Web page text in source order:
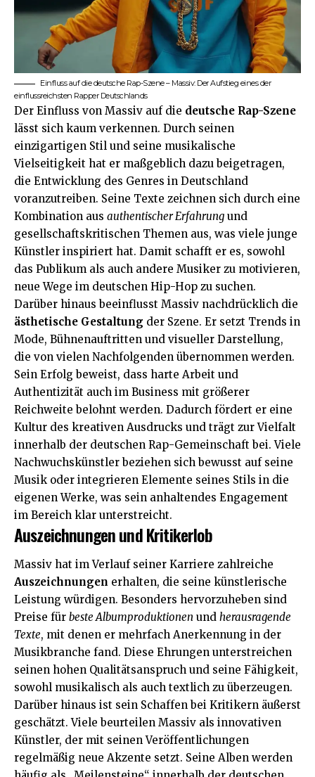
Einfluss auf die deutsche Rap-Szene – Massiv: Der Aufstieg eines der
einflussreichsten Rapper Deutschlands
Der Einfluss von Massiv auf die deutsche Rap-Szene
lässt sich kaum verkennen. Durch seinen
einzigartigen Stil und seine musikalische
Vielseitigkeit hat er maßgeblich dazu beigetragen,
die Entwicklung des Genres in Deutschland
voranzutreiben. Seine Texte zeichnen sich durch eine
Kombination aus authentischer Erfahrung und
gesellschaftskritischen Themen aus, was viele junge
Künstler inspiriert hat. Damit schafft er es, sowohl
das Publikum als auch andere Musiker zu motivieren,
neue Wege im deutschen Hip-Hop zu suchen.
Darüber hinaus beeinflusst Massiv nachdrücklich die
ästhetische Gestaltung der Szene. Er setzt Trends in
Mode, Bühnenauftritten und visueller Darstellung,
die von vielen Nachfolgenden übernommen werden.
Sein Erfolg beweist, dass harte Arbeit und
Authentizität auch im Business mit größerer
Reichweite belohnt werden. Dadurch fördert er eine
Kultur des kreativen Ausdrucks und trägt zur Vielfalt
innerhalb der deutschen Rap-Gemeinschaft bei. Viele
Nachwuchskünstler beziehen sich bewusst auf seine
Musik oder integrieren Elemente seines Stils in die
eigenen Werke, was sein anhaltendes Engagement
im Bereich klar unterstreicht.
Auszeichnungen und Kritikerlob
Massiv hat im Verlauf seiner Karriere zahlreiche
Auszeichnungen erhalten, die seine künstlerische
Leistung würdigen. Besonders hervorzuheben sind
Preise für beste Albumproduktionen und herausragende
Texte, mit denen er mehrfach Anerkennung in der
Musikbranche fand. Diese Ehrungen unterstreichen
seinen hohen Qualitätsanspruch und seine Fähigkeit,
sowohl musikalisch als auch textlich zu überzeugen.
Darüber hinaus ist sein Schaffen bei Kritikern äußerst
geschätzt. Viele beurteilen Massiv als innovativen
Künstler, der mit seinen Veröffentlichungen
regelmäßig neue Akzente setzt. Seine Alben werden